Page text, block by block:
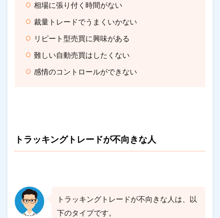
相場に張り付く時間がない
裁量トレードでうまくいかない
リピート型売買に興味がある
難しい自動売買はしたくない
感情のコントロールができない
トラッキングトレードが不向きな人
トラッキングトレードが不向きな人は、以
下のタイプです。